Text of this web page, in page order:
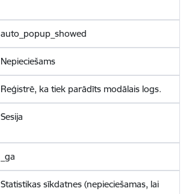
auto_popup_showed
Nepieciešams
Reģistrē, ka tiek parādīts modālais logs.
Sesija
_ga
Statistikas sīkdatnes (nepieciešamas, lai